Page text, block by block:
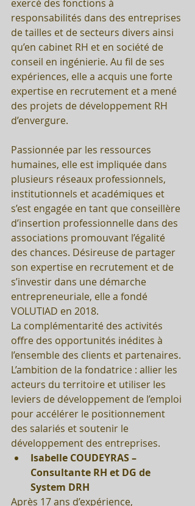
exercé des fonctions à
responsabilités dans des entreprises
de tailles et de secteurs divers ainsi
qu’en cabinet RH et en société de
conseil en ingénierie. Au fil de ses
expériences, elle a acquis une forte
expertise en recrutement et a mené
des projets de développement RH
d’envergure.
Passionnée par les ressources
humaines, elle est impliquée dans
plusieurs réseaux professionnels,
institutionnels et académiques et
s’est engagée en tant que conseillère
d’insertion professionnelle dans des
associations promouvant l’égalité
des chances. Désireuse de partager
son expertise en recrutement et de
s’investir dans une démarche
entrepreneuriale, elle a fondé
VOLUTIAD en 2018.
La complémentarité des activités
offre des opportunités inédites à
l’ensemble des clients et partenaires.
L’ambition de la fondatrice : allier les
acteurs du territoire et utiliser les
leviers de développement de l’emploi
pour accélérer le positionnement
des salariés et soutenir le
développement des entreprises.
Isabelle COUDEYRAS –
Consultante RH et DG de
System DRH
Après 17 ans d’expérience,